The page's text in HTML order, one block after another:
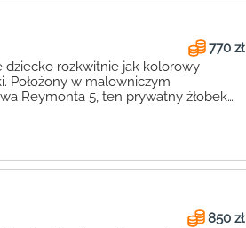
770 zł
dziecko rozkwitnie jak kolorowy
Położony w malowniczym
Reymonta 5, ten prywatny żłobek
maluchów w wieku od 6 miesięcy do
jest traktowane indywidualnie, z
850 zł